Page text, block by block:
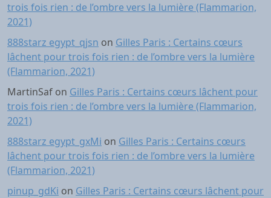
trois fois rien : de l’ombre vers la lumière (Flammarion,
2021)
888starz egypt_qjsn on Gilles Paris : Certains cœurs
lâchent pour trois fois rien : de l’ombre vers la lumière
(Flammarion, 2021)
MartinSaf on Gilles Paris : Certains cœurs lâchent pour
trois fois rien : de l’ombre vers la lumière (Flammarion,
2021)
888starz egypt_gxMi on Gilles Paris : Certains cœurs
lâchent pour trois fois rien : de l’ombre vers la lumière
(Flammarion, 2021)
pinup_gdKi on Gilles Paris : Certains cœurs lâchent pour